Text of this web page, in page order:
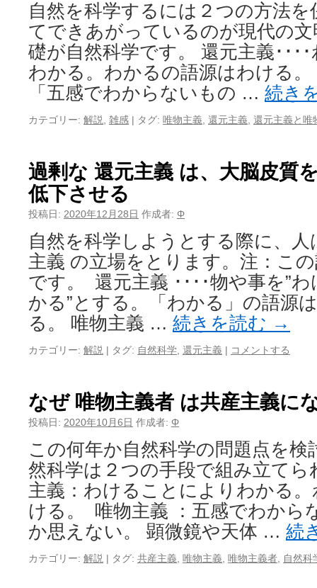
自然を科学するには２つの方法
てできあがっているのが現代の
礎が自然科学です。 還元主義･･･
わかる。わかるの語源はわける。
「五感でわからないもの … 続き
カテゴリー: 解説 雑感 | タグ: 唯物主義 還元主義 還元主義と唯
過剰な 還元主義 は、大脳皮質
低下させる
投稿日: 2020年12月28日 作成者: Φ
自然を科学しようとする際に、人
主義 の立場をとります。注：こ
です。 還元主義 ････物や事を”わ
かる”とする。「わかる」の語源
る。 唯物主義 … 続きを読む →
カテゴリー: 解説 | タグ: 自然科学 還元主義 | コメントする
なぜ 唯物主義者 は共産主義に
投稿日: 2020年10月6日 作成者: Φ
この何年か自然科学の問題点を
然科学は２つの手段で組み立てら
主義：わけることによりわかる
ける。 唯物主義 ：五感でわから
か思えない。 顕微鏡や天体 … 続
カテゴリー: 解説 | タグ: 共産主義 唯物主義 唯物主義者 自然科